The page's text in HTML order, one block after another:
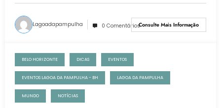
Lagoadapampulha 0 ComentáriosConsulte Mais Informação
22 de junho de 2023
BELO HORIZONTE DICAS EVENTOS
EVENTOS LAGOA DA PAMPULHA - BH LAGOA DA PAMPULHA
MUNDO NOTÍCIAS